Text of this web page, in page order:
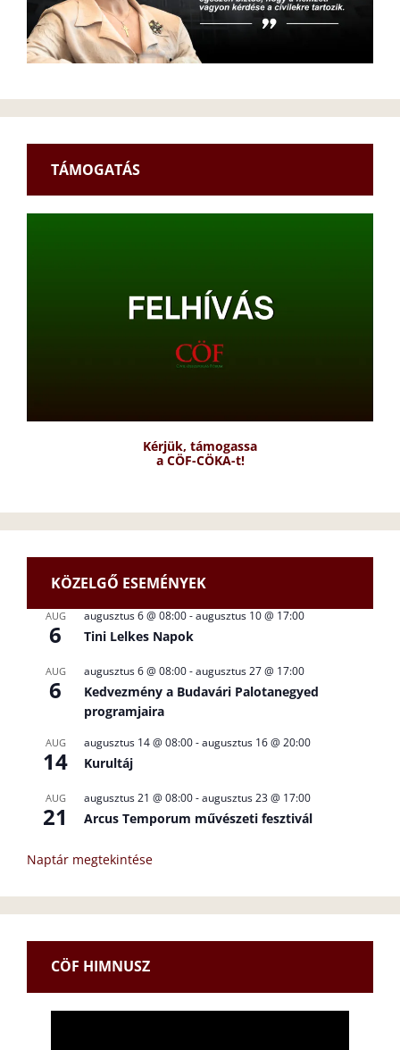
TÁMOGATÁS
Kérjük, támogassa
a CÖF-CÖKA-t!
KÖZELGŐ ESEMÉNYEK
AUG
6
augusztus 6 @ 08:00-augusztus 10 @ 17:00
Tini Lelkes Napok
AUG
6
augusztus 6 @ 08:00-augusztus 27 @ 17:00
Kedvezmény a Budavári Palotanegyed
programjaira
AUG
14
augusztus 14 @ 08:00-augusztus 16 @ 20:00
Kurultáj
AUG
21
augusztus 21 @ 08:00-augusztus 23 @ 17:00
Arcus Temporum művészeti fesztivál
Naptár megtekintése
CÖF HIMNUSZ